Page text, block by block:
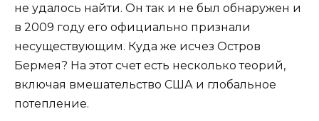
не удалось найти. Он так и не был обнаружен и
в 2009 году его официально признали
несуществующим. Куда же исчез Остров
Бермея? На этот счет есть несколько теорий,
включая вмешательство США и глобальное
потепление.